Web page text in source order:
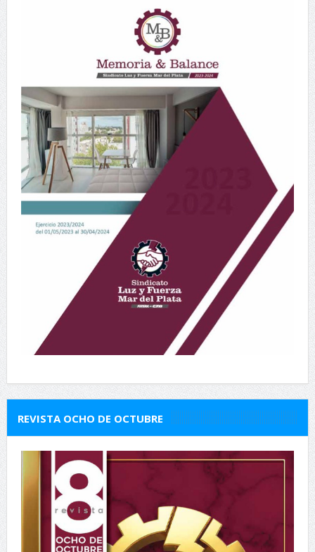
REVISTA OCHO DE OCTUBRE